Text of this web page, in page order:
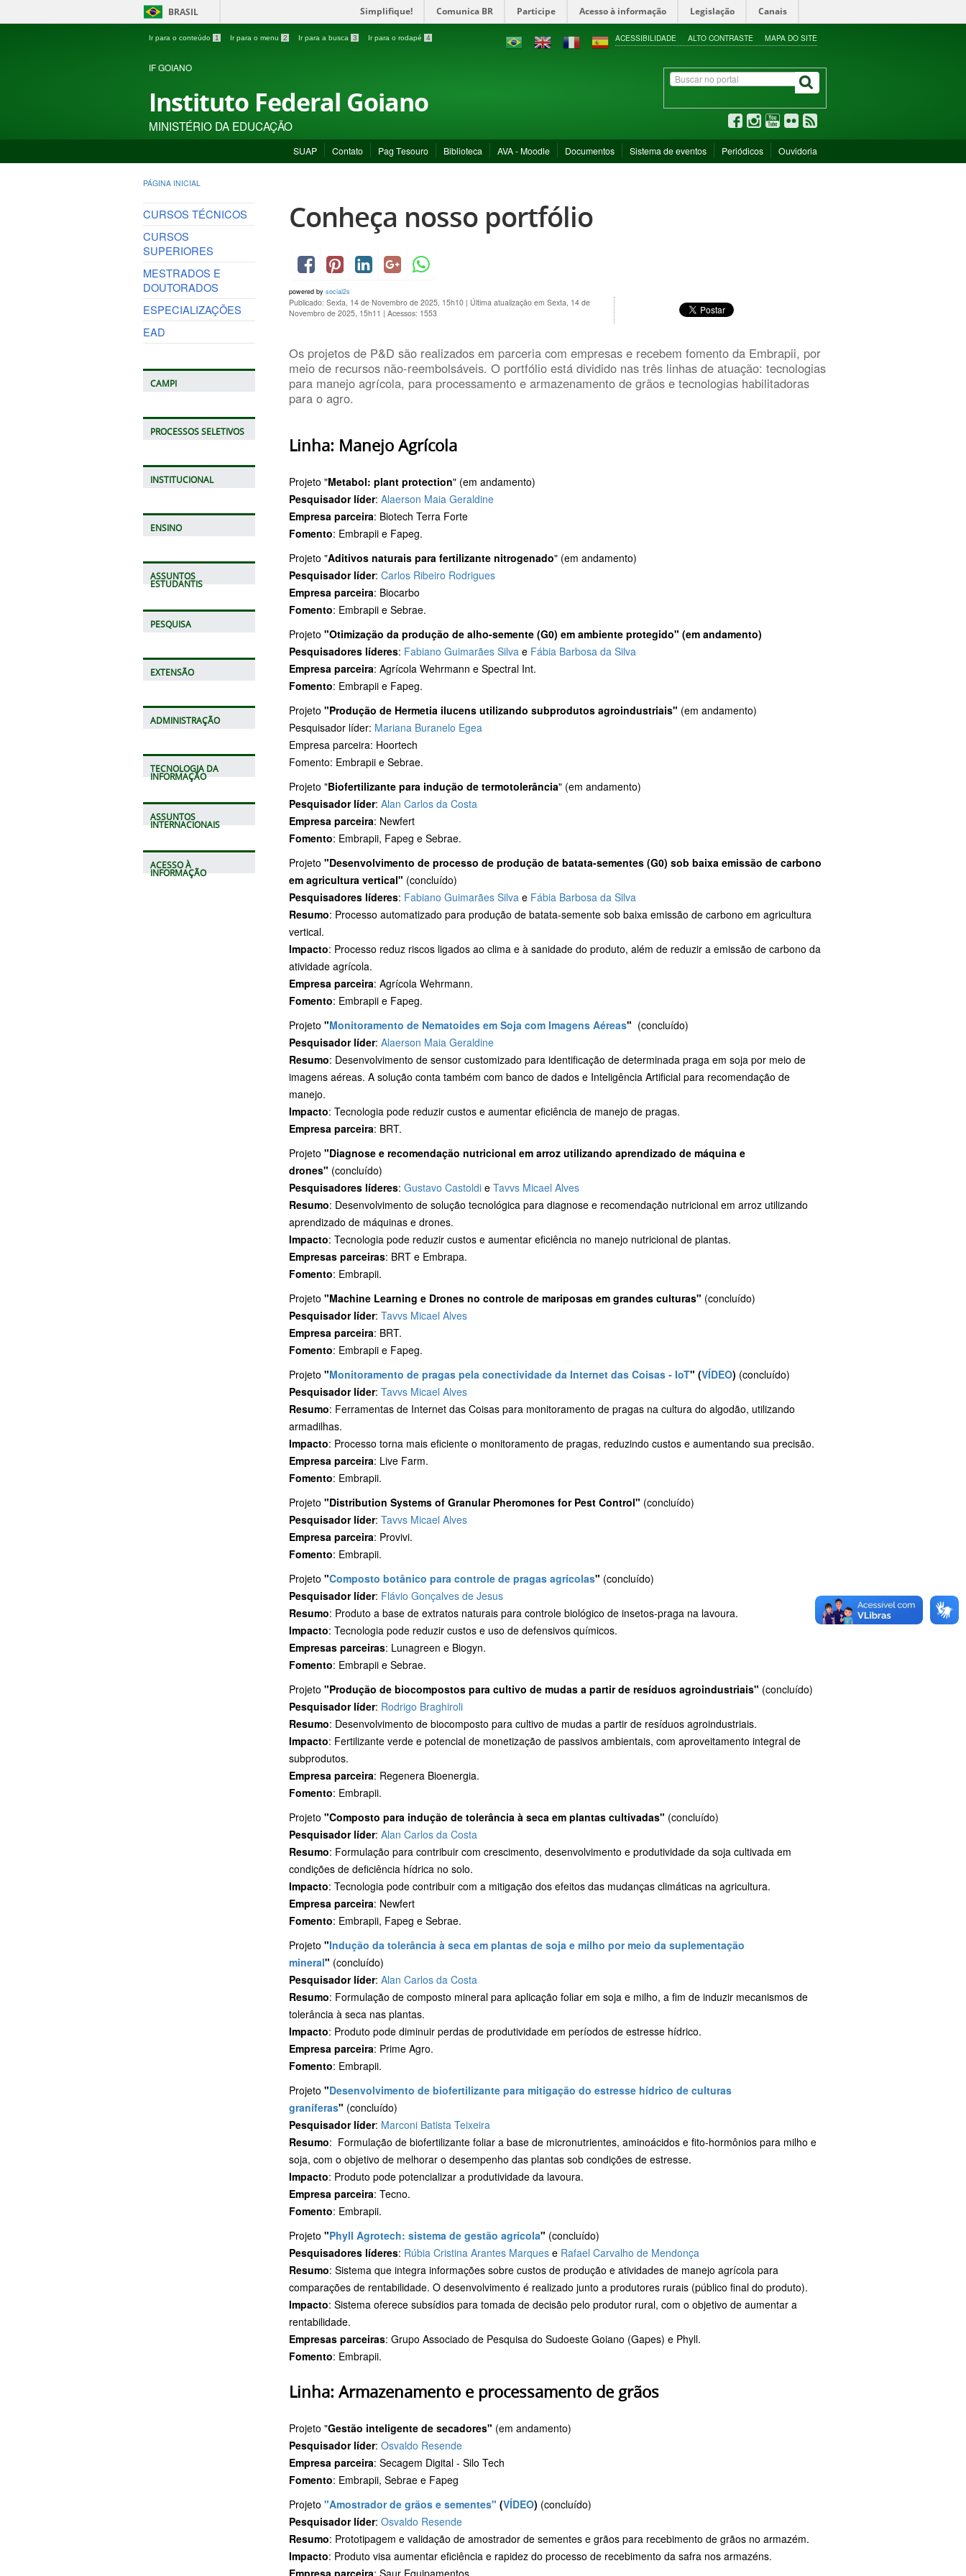
BRASIL Simplifique! Comunica BR Participe Acesso à informação Legislação Canais
Ir para o conteúdo 1 Ir para o menu 2 Ir para a busca 3 Ir para o rodapé 4 ACESSIBILIDADE ALTO CONTRASTE MAPA DO SITE
IF GOIANO
Instituto Federal Goiano
MINISTÉRIO DA EDUCAÇÃO
SUAP Contato Pag Tesouro Biblioteca AVA - Moodle Documentos Sistema de eventos Periódicos Ouvidoria
PÁGINA INICIAL
CURSOS TÉCNICOS
CURSOS
SUPERIORES
MESTRADOS E
DOUTORADOS
ESPECIALIZAÇÕES
EAD
CAMPI
PROCESSOS SELETIVOS
INSTITUCIONAL
ENSINO
ASSUNTOS
ESTUDANTIS
PESQUISA
EXTENSÃO
ADMINISTRAÇÃO
TECNOLOGIA DA
INFORMAÇÃO
ASSUNTOS
INTERNACIONAIS
ACESSO À
INFORMAÇÃO
Conheça nosso portfólio
powered by social2s
Publicado: Sexta, 14 de Novembro de 2025, 15h10 | Última atualização em Sexta, 14 de
Novembro de 2025, 15h11 | Acessos: 1553
Os projetos de P&D são realizados em parceria com empresas e recebem fomento da Embrapii, por
meio de recursos não-reembolsáveis. O portfólio está dividido nas três linhas de atuação: tecnologias
para manejo agrícola, para processamento e armazenamento de grãos e tecnologias habilitadoras
para o agro.
Linha: Manejo Agrícola
Projeto "Metabol: plant protection" (em andamento)
Pesquisador líder: Alaerson Maia Geraldine
Empresa parceira: Biotech Terra Forte
Fomento: Embrapii e Fapeg.
Projeto "Aditivos naturais para fertilizante nitrogenado" (em andamento)
Pesquisador líder: Carlos Ribeiro Rodrigues
Empresa parceira: Biocarbo
Fomento: Embrapii e Sebrae.
Projeto "Otimização da produção de alho-semente (G0) em ambiente protegido" (em andamento)
Pesquisadores líderes: Fabiano Guimarães Silva e Fábia Barbosa da Silva
Empresa parceira: Agrícola Wehrmann e Spectral Int.
Fomento: Embrapii e Fapeg.
Projeto "Produção de Hermetia ilucens utilizando subprodutos agroindustriais" (em andamento)
Pesquisador líder: Mariana Buranelo Egea
Empresa parceira: Hoortech
Fomento: Embrapii e Sebrae.
Projeto "Biofertilizante para indução de termotolerância" (em andamento)
Pesquisador líder: Alan Carlos da Costa
Empresa parceira: Newfert
Fomento: Embrapii, Fapeg e Sebrae.
Projeto "Desenvolvimento de processo de produção de batata-sementes (G0) sob baixa emissão de carbono
em agricultura vertical" (concluído)
Pesquisadores líderes: Fabiano Guimarães Silva e Fábia Barbosa da Silva
Resumo: Processo automatizado para produção de batata-semente sob baixa emissão de carbono em agricultura
vertical.
Impacto: Processo reduz riscos ligados ao clima e à sanidade do produto, além de reduzir a emissão de carbono da
atividade agrícola.
Empresa parceira: Agrícola Wehrmann.
Fomento: Embrapii e Fapeg.
Projeto "Monitoramento de Nematoides em Soja com Imagens Aéreas" (concluído)
Pesquisador líder: Alaerson Maia Geraldine
Resumo: Desenvolvimento de sensor customizado para identificação de determinada praga em soja por meio de
imagens aéreas. A solução conta também com banco de dados e Inteligência Artificial para recomendação de
manejo.
Impacto: Tecnologia pode reduzir custos e aumentar eficiência de manejo de pragas.
Empresa parceira: BRT.
Projeto "Diagnose e recomendação nutricional em arroz utilizando aprendizado de máquina e
drones" (concluído)
Pesquisadores líderes: Gustavo Castoldi e Tavvs Micael Alves
Resumo: Desenvolvimento de solução tecnológica para diagnose e recomendação nutricional em arroz utilizando
aprendizado de máquinas e drones.
Impacto: Tecnologia pode reduzir custos e aumentar eficiência no manejo nutricional de plantas.
Empresas parceiras: BRT e Embrapa.
Fomento: Embrapii.
Projeto "Machine Learning e Drones no controle de mariposas em grandes culturas" (concluído)
Pesquisador líder: Tavvs Micael Alves
Empresa parceira: BRT.
Fomento: Embrapii e Fapeg.
Projeto "Monitoramento de pragas pela conectividade da Internet das Coisas - IoT" (VÍDEO) (concluído)
Pesquisador líder: Tavvs Micael Alves
Resumo: Ferramentas de Internet das Coisas para monitoramento de pragas na cultura do algodão, utilizando
armadilhas.
Impacto: Processo torna mais eficiente o monitoramento de pragas, reduzindo custos e aumentando sua precisão.
Empresa parceira: Live Farm.
Fomento: Embrapii.
Projeto "Distribution Systems of Granular Pheromones for Pest Control" (concluído)
Pesquisador líder: Tavvs Micael Alves
Empresa parceira: Provivi.
Fomento: Embrapii.
Projeto "Composto botânico para controle de pragas agrícolas" (concluído)
Pesquisador líder: Flávio Gonçalves de Jesus
Resumo: Produto a base de extratos naturais para controle biológico de insetos-praga na lavoura.
Impacto: Tecnologia pode reduzir custos e uso de defensivos químicos.
Empresas parceiras: Lunagreen e Biogyn.
Fomento: Embrapii e Sebrae.
Projeto "Produção de biocompostos para cultivo de mudas a partir de resíduos agroindustriais" (concluído)
Pesquisador líder: Rodrigo Braghiroli
Resumo: Desenvolvimento de biocomposto para cultivo de mudas a partir de resíduos agroindustriais.
Impacto: Fertilizante verde e potencial de monetização de passivos ambientais, com aproveitamento integral de
subprodutos.
Empresa parceira: Regenera Bioenergia.
Fomento: Embrapii.
Projeto "Composto para indução de tolerância à seca em plantas cultivadas" (concluído)
Pesquisador líder: Alan Carlos da Costa
Resumo: Formulação para contribuir com crescimento, desenvolvimento e produtividade da soja cultivada em
condições de deficiência hídrica no solo.
Impacto: Tecnologia pode contribuir com a mitigação dos efeitos das mudanças climáticas na agricultura.
Empresa parceira: Newfert
Fomento: Embrapii, Fapeg e Sebrae.
Projeto "Indução da tolerância à seca em plantas de soja e milho por meio da suplementação
mineral" (concluído)
Pesquisador líder: Alan Carlos da Costa
Resumo: Formulação de composto mineral para aplicação foliar em soja e milho, a fim de induzir mecanismos de
tolerância à seca nas plantas.
Impacto: Produto pode diminuir perdas de produtividade em períodos de estresse hídrico.
Empresa parceira: Prime Agro.
Fomento: Embrapii.
Projeto "Desenvolvimento de biofertilizante para mitigação do estresse hídrico de culturas
graníferas" (concluído)
Pesquisador líder: Marconi Batista Teixeira
Resumo: Formulação de biofertilizante foliar a base de micronutrientes, aminoácidos e fito-hormônios para milho e
soja, com o objetivo de melhorar o desempenho das plantas sob condições de estresse.
Impacto: Produto pode potencializar a produtividade da lavoura.
Empresa parceira: Tecno.
Fomento: Embrapii.
Projeto "Phyll Agrotech: sistema de gestão agrícola" (concluído)
Pesquisadores líderes: Rúbia Cristina Arantes Marques e Rafael Carvalho de Mendonça
Resumo: Sistema que integra informações sobre custos de produção e atividades de manejo agrícola para
comparações de rentabilidade. O desenvolvimento é realizado junto a produtores rurais (público final do produto).
Impacto: Sistema oferece subsídios para tomada de decisão pelo produtor rural, com o objetivo de aumentar a
rentabilidade.
Empresas parceiras: Grupo Associado de Pesquisa do Sudoeste Goiano (Gapes) e Phyll.
Fomento: Embrapii.
Linha: Armazenamento e processamento de grãos
Projeto "Gestão inteligente de secadores" (em andamento)
Pesquisador líder: Osvaldo Resende
Empresa parceira: Secagem Digital - Silo Tech
Fomento: Embrapii, Sebrae e Fapeg
Projeto "Amostrador de grãos e sementes" (VÍDEO) (concluído)
Pesquisador líder: Osvaldo Resende
Resumo: Prototipagem e validação de amostrador de sementes e grãos para recebimento de grãos no armazém.
Impacto: Produto visa aumentar eficiência e rapidez do processo de recebimento da safra nos armazéns.